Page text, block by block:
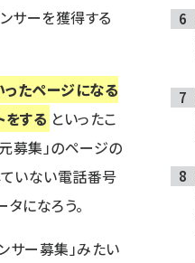
サーを獲得する
ったページになる
をする といったこ
募集」のページの
いない電話番号
になろう。
サー募集」みたい